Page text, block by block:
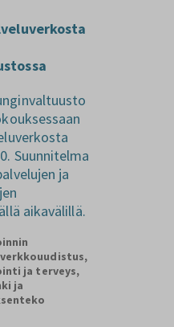
Suunnitelma
ja
aikavälillä.
ja terveys,
ja